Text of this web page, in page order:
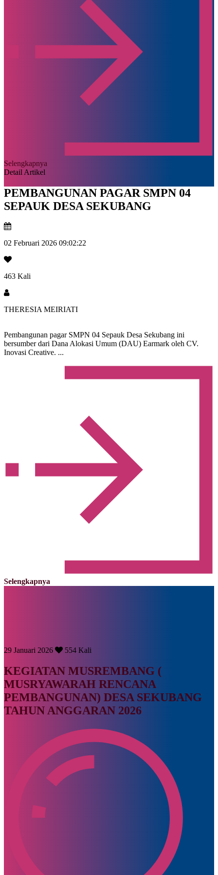
Selengkapnya
Detail Artikel
PEMBANGUNAN PAGAR SMPN 04
SEPAUK DESA SEKUBANG
02 Februari 2026 09:02:22
463 Kali
THERESIA MEIRIATI
Pembangunan pagar SMPN 04 Sepauk Desa Sekubang ini
bersumber dari Dana Alokasi Umum (DAU) Earmark oleh CV.
Inovasi Creative. ...
Selengkapnya
29 Januari 2026 554 Kali
KEGIATAN MUSREMBANG (
MUSRYAWARAH RENCANA
PEMBANGUNAN) DESA SEKUBANG
TAHUN ANGGARAN 2026